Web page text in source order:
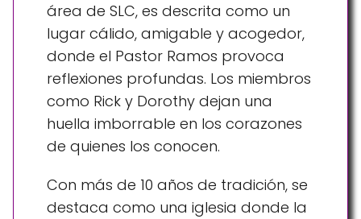
área de SLC, es descrita como un
lugar cálido, amigable y acogedor,
donde el Pastor Ramos provoca
reflexiones profundas. Los miembros
como Rick y Dorothy dejan una
huella imborrable en los corazones
de quienes los conocen.
Con más de 10 años de tradición, se
destaca como una iglesia donde la